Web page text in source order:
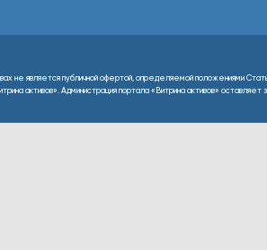
не является публичной офертой, определяемой положениями
активов». Администрация портала «Витрина активов» оставляет